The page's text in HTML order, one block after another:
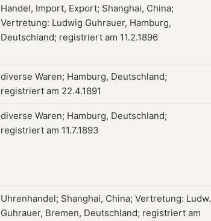
Handel, Import, Export; Shanghai, China;
Vertretung: Ludwig Guhrauer, Hamburg,
Deutschland; registriert am 11.2.1896
diverse Waren; Hamburg, Deutschland;
registriert am 22.4.1891
diverse Waren; Hamburg, Deutschland;
registriert am 11.7.1893
Uhrenhandel; Shanghai, China; Vertretung: Ludw.
Guhrauer, Bremen, Deutschland; registriert am